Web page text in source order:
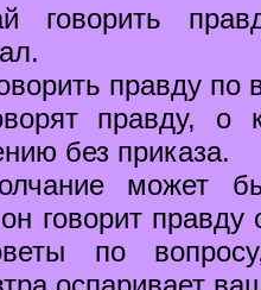
говорить
правду
правду, о
без приказа.
может
говорит
по